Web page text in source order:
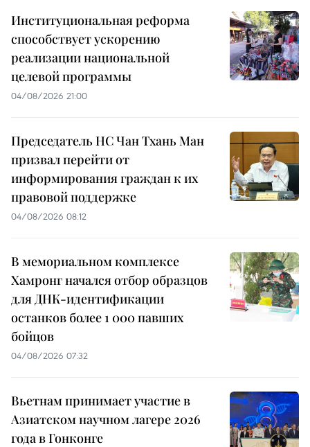
Институциональная реформа
способствует ускорению
реализации национальной
целевой программы
04/08/2026 21:00
Председатель НС Чан Тхань Ман
призвал перейти от
информирования граждан к их
правовой поддержке
04/08/2026 08:12
В мемориальном комплексе
Хамронг начался отбор образцов
для ДНК-идентификации
останков более 1 000 павших
бойцов
04/08/2026 07:32
Вьетнам принимает участие в
Азиатском научном лагере 2026
года в Гонконге